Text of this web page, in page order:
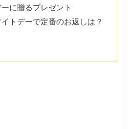
に贈るプレゼント
トデーで定番のお返しは？